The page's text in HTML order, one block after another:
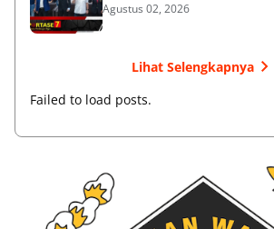
Agustus 02, 2026
Lihat Selengkapnya
Failed to load posts.